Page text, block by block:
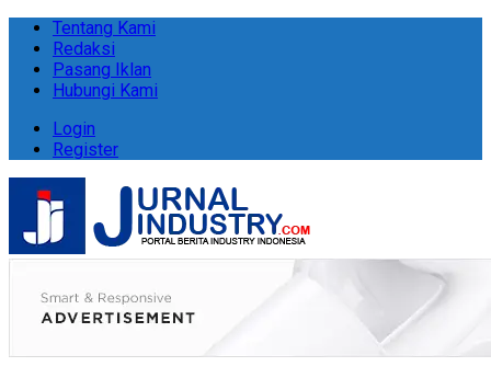
Tentang Kami
Redaksi
Pasang Iklan
Hubungi Kami
Login
Register